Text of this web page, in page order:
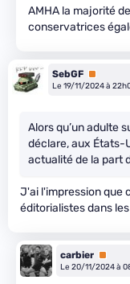
AMHA la majorité
conservatrices
SebGF Premium
Le 19/11/2024 à
Alors qu’un adulte
déclare, aux États-
actualité de la part
J'ai l'impression que
éditorialistes dans
carbier Premium
Le 20/11/2024 à